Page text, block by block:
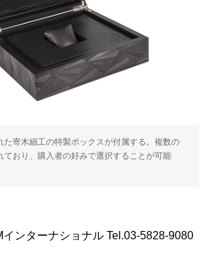
た寄木細工の特製ボックスが付属する。複数の
ており、購入者の好みで選択することが可能
インターナショナル Tel.03-5828-9080